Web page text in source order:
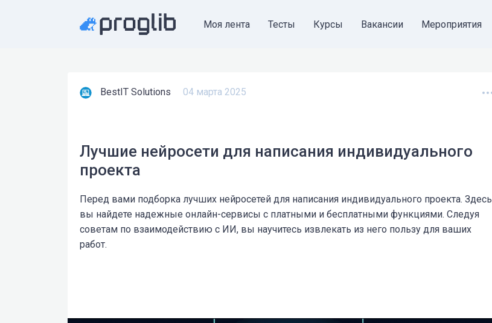
Моя лента Тесты Курсы Вакансии Мероприятия
BestIT Solutions 04 марта 2025
Лучшие нейросети для написания индивидуального
проекта
Перед вами подборка лучших нейросетей для написания индивидуального проекта. Здесь
вы найдете надежные онлайн-сервисы с платными и бесплатными функциями. Следуя
советам по взаимодействию с ИИ, вы научитесь извлекать из него пользу для ваших
работ.